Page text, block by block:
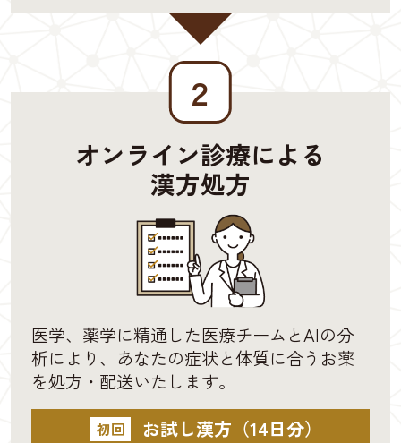
２
オンライン診療による
漢方処方
医学、薬学に精通した医療チームとAIの分
析により、あなたの症状と体質に合うお薬
を処方・配送いたします。
初回 お試し漢方（14日分）